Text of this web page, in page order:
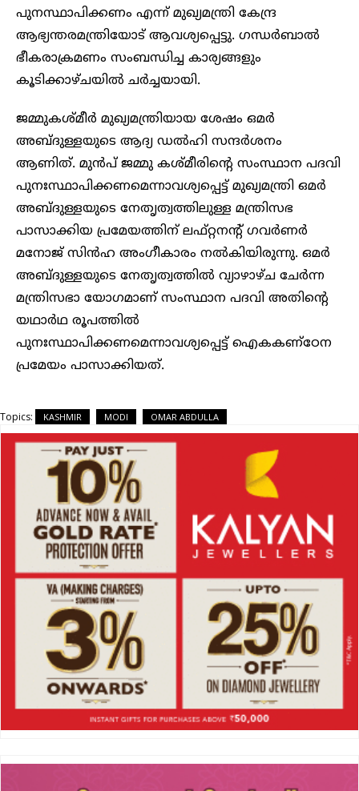
പുനസ്ഥാപിക്കണം എന്ന് മുഖ്യമന്ത്രി കേന്ദ്ര
ആഭ്യന്തരമന്ത്രിയോട് ആവശ്യപ്പെട്ടു. ഗന്ധര്‍ബാല്‍
ഭീകരാക്രമണം സംബന്ധിച്ച കാര്യങ്ങളും
കൂടിക്കാഴ്ചയില്‍ ചര്‍ച്ചയായി.
ജമ്മുകശ്മീര്‍ മുഖ്യമന്ത്രിയായ ശേഷം ഒമര്‍
അബ്ദുള്ളയുടെ ആദ്യ ഡല്‍ഹി സന്ദര്‍ശനം
ആണിത്. മുൻപ് ജമ്മു കശ്മീരിന്റെ സംസ്ഥാന പദവി
പുനഃസ്ഥാപിക്കണമെന്നാവശ്യപ്പെട്ട് മുഖ്യമന്ത്രി ഒമര്‍
അബ്ദുള്ളയുടെ നേതൃത്വത്തിലുള്ള മന്ത്രിസഭ
പാസാക്കിയ പ്രമേയത്തിന് ലഫ്റ്റനന്റ് ഗവര്‍ണര്‍
മനോജ് സിന്‍ഹ അംഗീകാരം നല്‍കിയിരുന്നു. ഒമര്‍
അബ്ദുള്ളയുടെ നേതൃത്വത്തില്‍ വ്യാഴാഴ്ച ചേര്‍ന്ന
മന്ത്രിസഭാ യോഗമാണ് സംസ്ഥാന പദവി അതിന്റെ
യഥാര്‍ഥ രൂപത്തില്‍
പുനഃസ്ഥാപിക്കണമെന്നാവശ്യപ്പെട്ട് ഐകകണ്ഠേന
പ്രമേയം പാസാക്കിയത്.
Topics: KASHMIR MODI OMAR ABDULLA